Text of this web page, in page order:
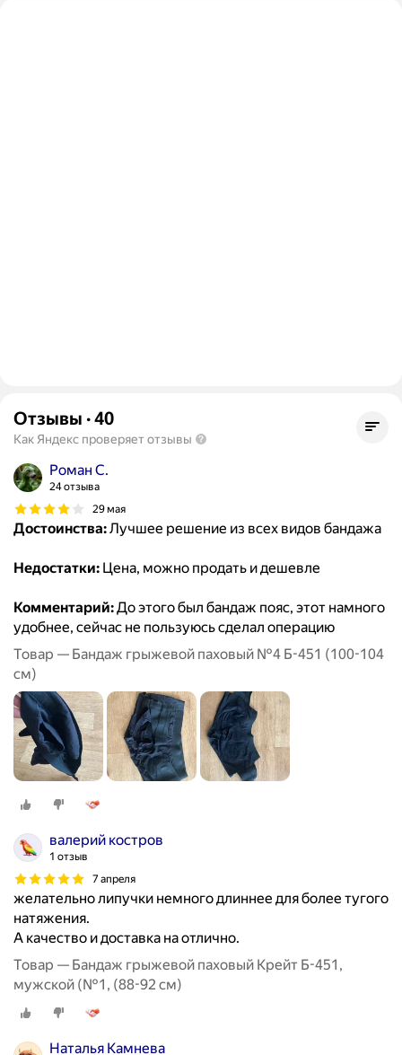
Отзывы ·40
Как Яндекс проверяет отзывы
Роман С.
24 отзыва
29 мая
Достоинства:Лучшее решение из всех видов бандажа
Недостатки: Цена, можно продать и дешевле
Комментарий:До этого был бандаж пояс, этот намного
удобнее, сейчас не пользуюсь сделал операцию
Товар — Бандаж грыжевой паховый №4 Б-451 (100-104
см)
валерий костров
1 отзыв
7 апреля
желательно липучки немного длиннее для более тугого
натяжения.
А качество и доставка на отлично.
Товар — Бандаж грыжевой паховый Крейт Б-451,
мужской (№1, (88-92 см)
Наталья Камнева